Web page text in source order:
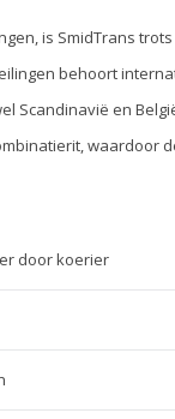
is SmidTrans
behoort
Scandinavië en
waardoor
door koerier